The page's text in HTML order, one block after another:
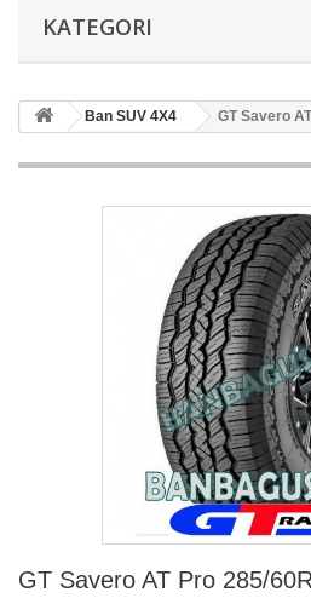
KATEGORI
Ban SUV 4X4 GT Savero
GT Savero AT Pro 285/